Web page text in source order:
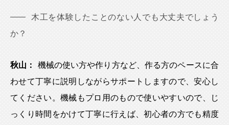
木工を体験したことのない人でも大丈夫でしょう
か？
秋山：
機械の使い方や作り方など、作る方のペースに合
わせて丁寧に説明しながらサポートしますので、安心し
てください。機械もプロ用のもので使いやすいので、じ
っくり時間をかけて丁寧に行えば、初心者の方でも精度